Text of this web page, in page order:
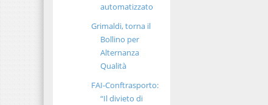
automatizzato
Grimaldi, torna il
Bollino per
Alternanza
Qualità
FAI-Conftrasporto:
“Il divieto di